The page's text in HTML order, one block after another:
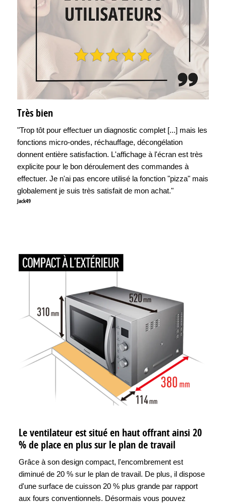
Très bien
"Trop tôt pour effectuer un diagnostic complet [...] mais les
fonctions micro-ondes, réchauffage, décongélation
donnent entière satisfaction. L'affichage à l'écran est très
explicite pour le bon déroulement des commandes à
effectuer. Je n'ai pas encore utilisé la fonction "pizza" mais
globalement je suis très satisfait de mon achat."
Jack49
Le ventilateur est situé en haut offrant ainsi 20
% de place en plus sur le plan de travail
Grâce à son design compact, l'encombrement est
diminué de 20 % sur le plan de travail. De plus, il dispose
d'une surface de cuisson 20 % plus grande par rapport
aux fours conventionnels. Désormais vous pouvez